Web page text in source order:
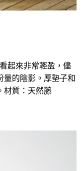
起來非常輕盈，儘
量的陰影。厚墊子和
材質：天然藤